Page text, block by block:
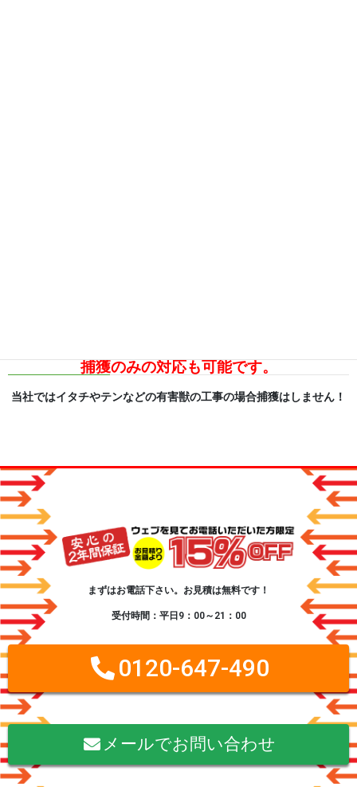
捕獲のみの対応も可能です。
当社ではイタチやテンなどの有害獣の工事の場合捕獲はしません！
まずはお電話下さい。お見積は無料です！
受付時間：平日9：00～21：00
0120-647-490
メールでお問い合わせ